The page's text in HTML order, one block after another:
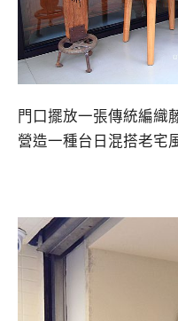
門口擺放一張傳統編織
營造一種台日混搭老宅